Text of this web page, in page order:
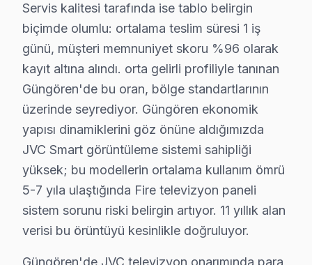
2. Termal kamera, osiloskop, ESR ölçer ile elektronik
3. Arıza kaynağı tespit edilir: panel mi, anakart mı, güç
4. Yazılı fiyat teklifi sunulur; onay olmadan işlem
5. Orijinal veya OEM eşdeğer JVC parça ile onarım
6. Tüm fonksiyonlar kapsamlı test edilir; garanti
bu marka TV Bakım Tavsiyeleri
JVC televizyon'ler için en yaygın kullanıcı hatası;
JVC panel'niz arızalandığında verileri (uygulama
söz konusu model güvenilirliği standartlarında bu TV
JVC TV Teknik Rehberi: Panel, Teşhis ve
Servis kalitesi tarafında ise tablo belirgin
biçimde olumlu: ortalama teslim süresi 1 iş
günü, müşteri memnuniyet skoru %96 olarak
kayıt altına alındı. orta gelirli profiliyle tanınan
Güngören'de bu oran, bölge standartlarının
üzerinde seyrediyor. Güngören ekonomik
yapısı dinamiklerini göz önüne aldığımızda
JVC Smart görüntüleme sistemi sahipliği
yüksek; bu modellerin ortalama kullanım ömrü
5-7 yıla ulaştığında Fire televizyon paneli
sistem sorunu riski belirgin artıyor. 11 yıllık alan
verisi bu örüntüyü kesinlikle doğruluyor.